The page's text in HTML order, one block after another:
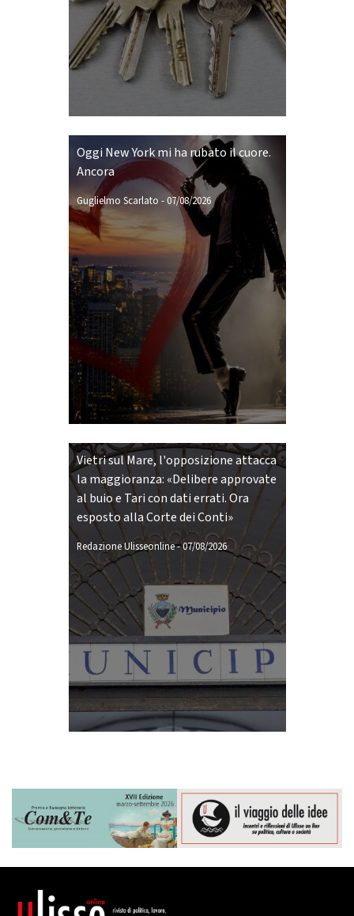
Oggi New York mi ha rubato il cuore.
Ancora
Guglielmo Scarlato -07/08/2026
Vietri sul Mare, l'opposizione attacca
la maggioranza: «Delibere approvate
al buio e Tari con dati errati. Ora
esposto alla Corte dei Conti»
Redazione Ulisseonline-07/08/2026